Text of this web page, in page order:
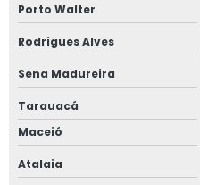
Porto Walter
Rodrigues Alves
Sena Madureira
Tarauacá
Maceió
Atalaia